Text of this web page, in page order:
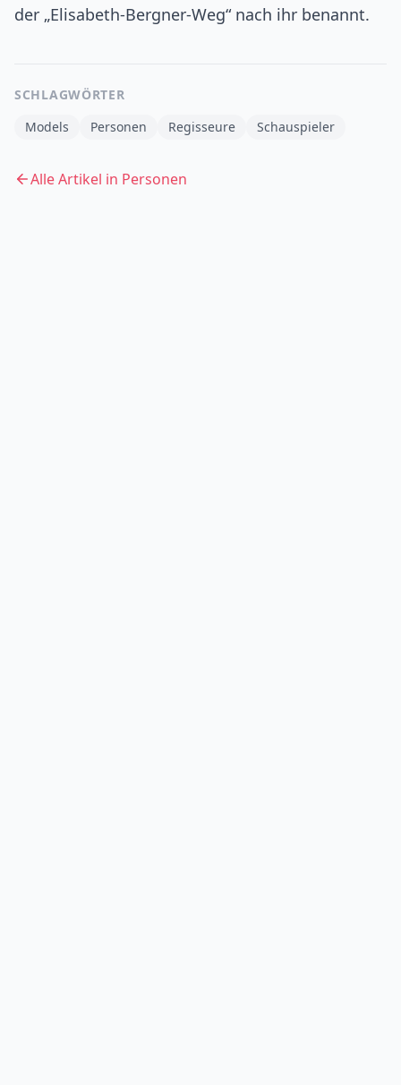
der „Elisabeth-Bergner-Weg“ nach ihr benannt.
SCHLAGWÖRTER
Models
Personen Regisseure Schauspieler
Alle Artikel in Personen